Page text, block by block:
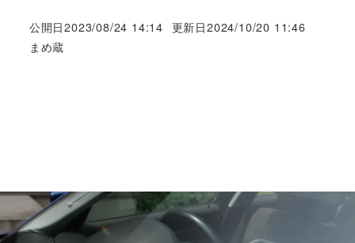
公開日2023/08/24 14:14 更新日2024/10/20 11:46
著
まめ蔵